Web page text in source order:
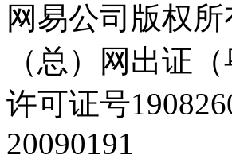
网易公司版权
（总）网出证
许可证号
20090191